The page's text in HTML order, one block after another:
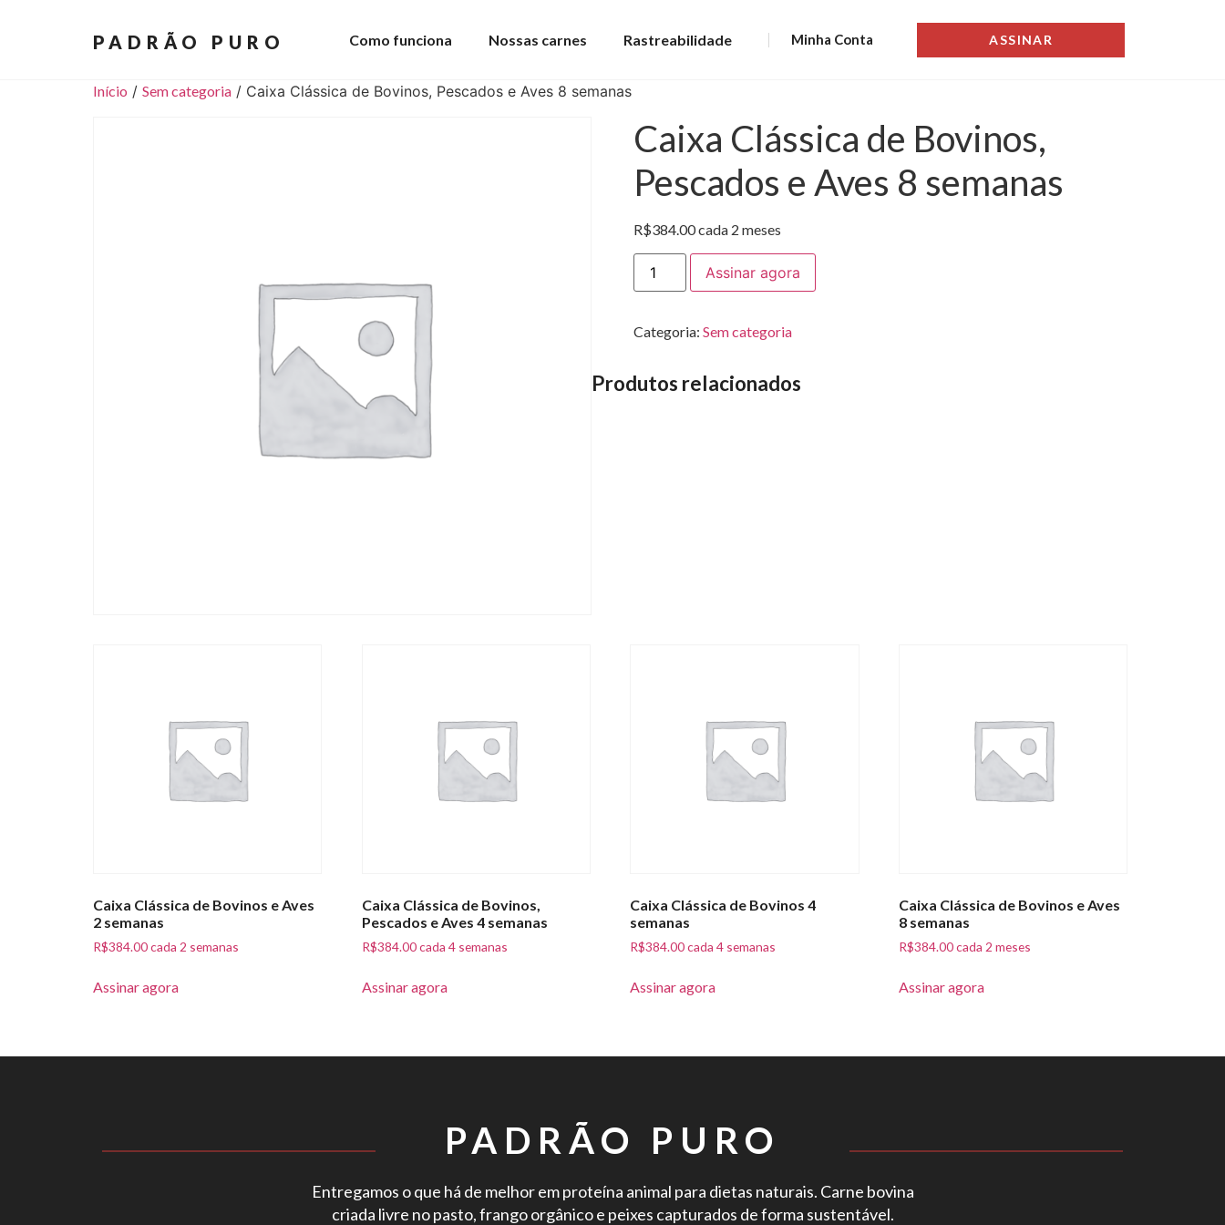
PADRÃO PURO Como funciona Nossas carnes Rastreabilidade Minha Conta ASSINAR
Início / Sem categoria / Caixa Clássica de Bovinos, Pescados e Aves 8 semanas
Caixa Clássica de Bovinos,
Pescados e Aves 8 semanas
R$384.00cada 2 meses
Assinar agora
Categoria: Sem categoria
Produtos relacionados
Caixa Clássica de Bovinos e Aves
2 semanas
R$384.00cada 2 semanas
Assinar agora
Caixa Clássica de Bovinos,
Pescados e Aves 4 semanas
R$384.00cada 4 semanas
Assinar agora
Caixa Clássica de Bovinos 4
semanas
R$384.00cada 4 semanas
Assinar agora
Caixa Clássica de Bovinos e Aves
8 semanas
R$384.00cada 2 meses
Assinar agora
PADRÃO PURO
Entregamos o que há de melhor em proteína animal para dietas naturais. Carne bovina
criada livre no pasto, frango orgânico e peixes capturados de forma sustentável.